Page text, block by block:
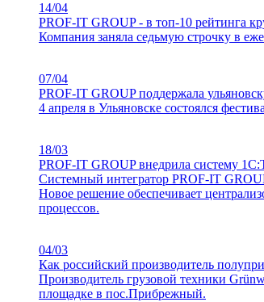
14/04
PROF-IT GROUP - в топ-10 рейтинга
Компания заняла седьмую строчку в
07/04
PROF-IT GROUP поддержала
4 апреля в Ульяновске состоялся
18/03
PROF-IT GROUP внедрила систему
Системный интегратор PROF-IT
Новое решение обеспечивает
процессов.
04/03
Как российский производитель
Производитель грузовой техники
площадке в пос.Прибрежный.